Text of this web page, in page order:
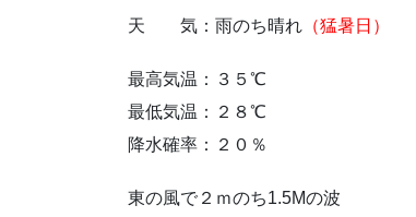
天 気：雨のち晴れ （猛暑日）
最高気温：３５℃
最低気温：２８℃
降水確率：２０％
東の風で２ｍのち1.5Mの波